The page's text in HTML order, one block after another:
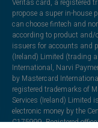
Veritas card, a registered
propose a super in-house
can choose fintech and
according to product and/
issuers for accounts and
(Ireland) Limited (trading
International, Narvi
by Mastercard
registered trademarks of
Services (Ireland) Limited
electronic money by the
C175999. Registered